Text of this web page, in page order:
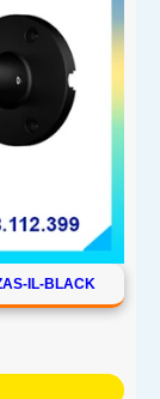
IL-BLACK